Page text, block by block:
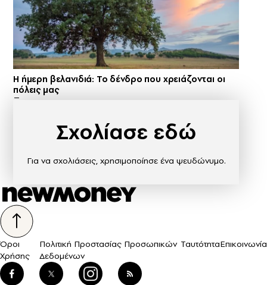
Η ήμερη βελανιδιά: Το δένδρο που χρειάζονται οι
πόλεις μας
Σχολίασε εδώ
Για να σχολιάσεις, χρησιμοποίησε ένα ψευδώνυμο.
Όροι
Χρήσης
Πολιτική Προστασίας Προσωπικών
Δεδομένων
ΤαυτότηταΕπικοινωνία